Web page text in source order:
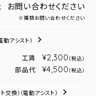
お問い合わせください
※種類お問い合わせください
動アシスト）
工賃 ¥2,300 （税込）
部品代 ¥4,500 （税込）
交換） （電動アシスト）